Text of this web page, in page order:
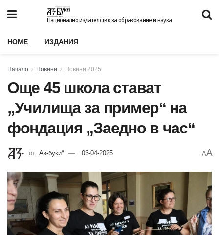
Национално издателство за образование и наука
HOME ИЗДАНИЯ
Начало Новини Новини 2025
Още 45 школа стават
„Училища за пример“ на
фондация „Заедно в час“
от „Аз-буки“ 03-04-2025 AA